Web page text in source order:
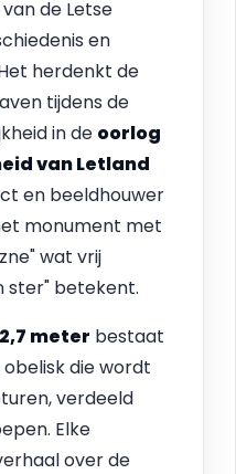
de Letse
en
herdenkt de
tijdens de
in de oorlog
van Letland
en beeldhouwer
monument met
wat vrij
ster" betekent.
meter bestaat
die wordt
verdeeld
Elke
over de